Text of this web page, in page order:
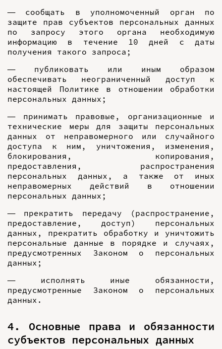
— сообщать в уполномоченный орган по
защите прав субъектов персональных данных
по запросу этого органа необходимую
информацию в течение 10 дней с даты
получения такого запроса;
— публиковать или иным образом
обеспечивать неограниченный доступ к
настоящей Политике в отношении обработки
персональных данных;
— принимать правовые, организационные и
технические меры для защиты персональных
данных от неправомерного или случайного
доступа к ним, уничтожения, изменения,
блокирования, копирования,
предоставления, распространения
персональных данных, а также от иных
неправомерных действий в отношении
персональных данных;
— прекратить передачу (распространение,
предоставление, доступ) персональных
данных, прекратить обработку и уничтожить
персональные данные в порядке и случаях,
предусмотренных Законом о персональных
данных;
— исполнять иные обязанности,
предусмотренные Законом о персональных
данных.
4. Основные права и обязанности
субъектов персональных данных